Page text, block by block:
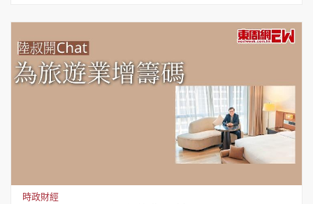
時政財經